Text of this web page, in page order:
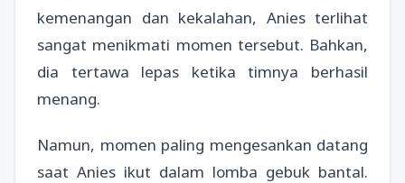
kemenangan dan kekalahan, Anies terlihat
sangat menikmati momen tersebut. Bahkan,
dia tertawa lepas ketika timnya berhasil
menang.
Namun, momen paling mengesankan datang
saat Anies ikut dalam lomba gebuk bantal.